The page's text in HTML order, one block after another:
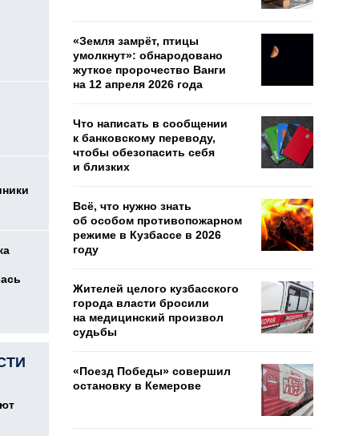
«Земля замрёт, птицы
умолкнут»: обнародовано
жуткое пророчество Ванги
на 12 апреля 2026 года
Что написать в сообщении
к банковскому переводу,
чтобы обезопасить себя
и близких
Всё, что нужно знать
об особом противопожарном
режиме в Кузбассе в 2026
году
Жителей целого кузбасского
города власти бросили
на медицинский произвол
судьбы
«Поезд Победы» совершил
остановку в Кемерове